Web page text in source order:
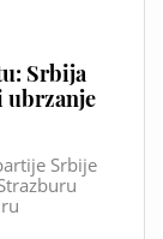
Srbija
ubrzanje
Srbije